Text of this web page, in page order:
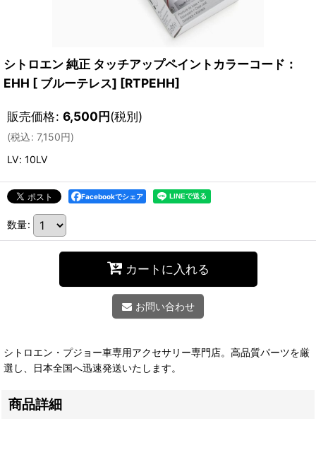
シトロエン 純正 タッチアップペイントカラーコード：
EHH [ ブルーテレス] [RTPEHH]
販売価格: 6,500円(税別)
(税込: 7,150円)
LV: 10LV
Facebookでシェア
数量:
カートに入れる
お問い合わせ
シトロエン・プジョー車専用アクセサリー専門店。高品質パーツを厳
選し、日本全国へ迅速発送いたします。
商品詳細